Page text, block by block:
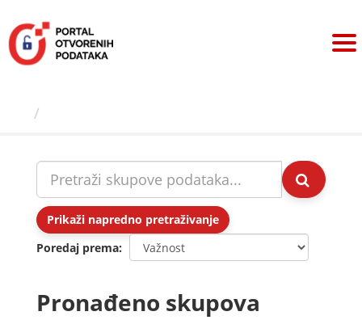
sadržaj
Prikaži napredno pretraživanje
Poredaj prema
Pronađeno skupova